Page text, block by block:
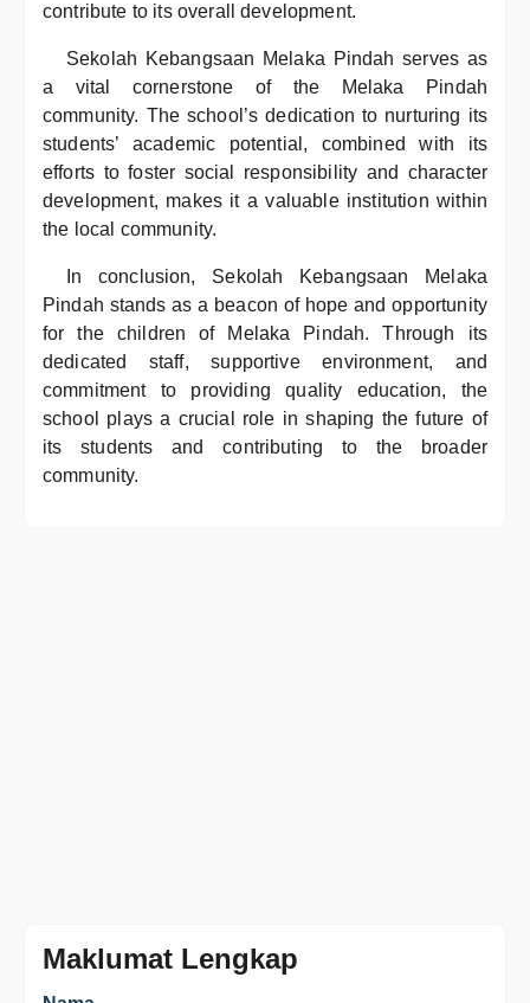
contribute to its overall development.
Sekolah Kebangsaan Melaka Pindah serves as
a vital cornerstone of the Melaka Pindah
community. The school’s dedication to nurturing its
students’ academic potential, combined with its
efforts to foster social responsibility and character
development, makes it a valuable institution within
the local community.
In conclusion, Sekolah Kebangsaan Melaka
Pindah stands as a beacon of hope and opportunity
for the children of Melaka Pindah. Through its
dedicated staff, supportive environment, and
commitment to providing quality education, the
school plays a crucial role in shaping the future of
its students and contributing to the broader
community.
Maklumat Lengkap